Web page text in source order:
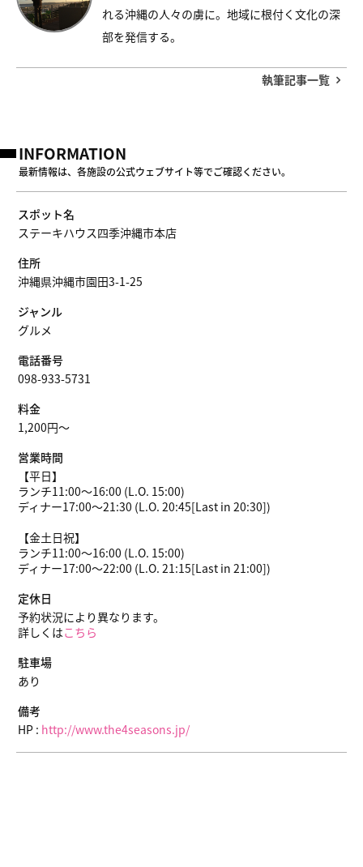
れる沖縄の人々の虜に。地域に根付く文化の深
部を発信する。
執筆記事一覧
INFORMATION
最新情報は、各施設の公式ウェブサイト等でご確認ください。
スポット名
ステーキハウス四季沖縄市本店
住所
沖縄県沖縄市園田3-1-25
ジャンル
グルメ
電話番号
098-933-5731
料金
1,200円～
営業時間
【平日】
ランチ11:00～16:00 (L.O. 15:00)
ディナー17:00～21:30 (L.O. 20:45[Last in 20:30])
【金土日祝】
ランチ11:00～16:00 (L.O. 15:00)
ディナー17:00～22:00 (L.O. 21:15[Last in 21:00])
定休日
予約状況により異なります。
詳しくはこちら
駐車場
あり
備考
HP : http://www.the4seasons.jp/